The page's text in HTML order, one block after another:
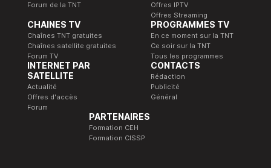
Forum de la TNT
Offres IPTV
Offres Streaming
CHAINES TV
Chaînes TNT gratuites
Chaînes satellite gratuites
Forum TV
PROGRAMMES TV
En ce moment sur la TNT
Ce soir sur la TNT
Tous les programmes
INTERNET PAR
SATELLITE
Actualité
Offres d'accès
Forum
CONTACTS
Rédaction
Publicité
Général
PARTENAIRES
Formation CEH
Formation CISSP